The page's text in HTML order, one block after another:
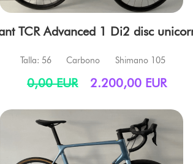
TCR Advanced 1 Di2 disc
Talla: 56 Carbono Shimano 105
0,00 EUR 2.200,00 EUR